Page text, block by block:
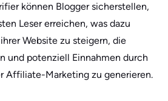
können Blogger sicherstellen,
Leser erreichen, was dazu
Website zu steigern, die
und potenziell Einnahmen durch
Affiliate-Marketing zu generieren.